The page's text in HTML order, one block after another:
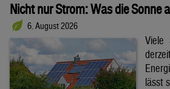
Nicht nur Strom: Was die Sonne
6. August 2026
Viele
lässt